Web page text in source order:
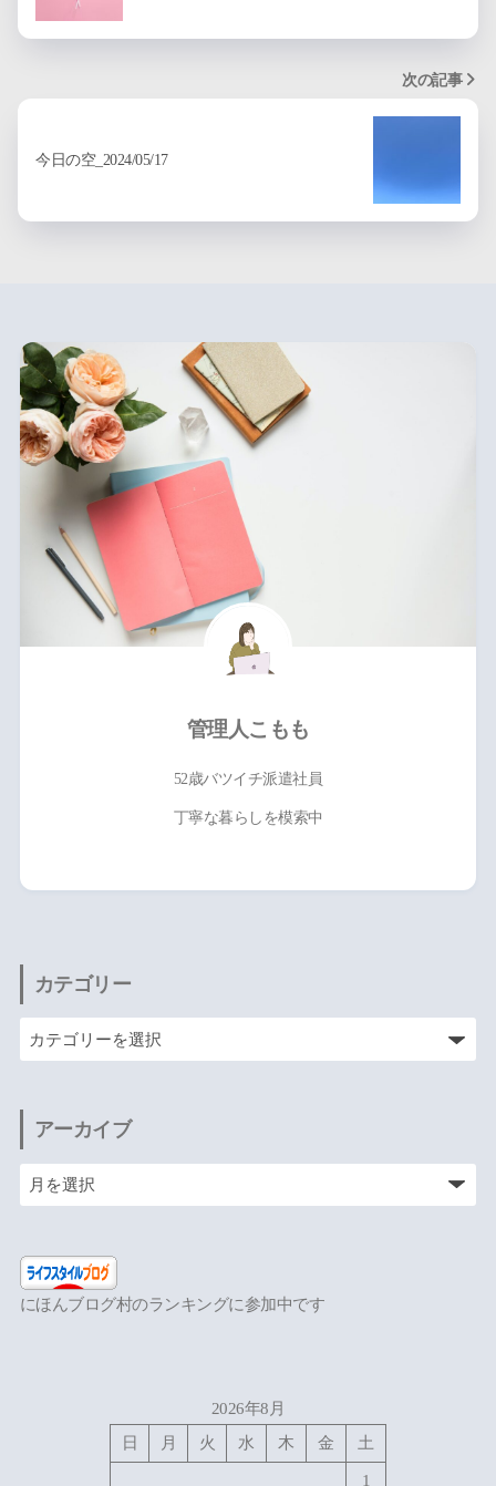
次の記事
今日の空_2024/05/17
管理人こもも
52歳バツイチ派遣社員
丁寧な暮らしを模索中
カテゴリー
アーカイブ
にほんブログ村のランキングに参加中です
2026年8月
日
月 火 水 木 金 土
1